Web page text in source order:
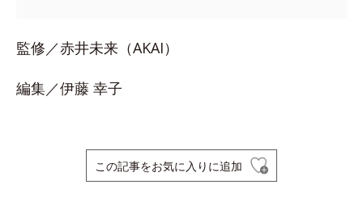
監修／赤井未来（AKAI）
編集／伊藤 幸子
この記事をお気に入りに追加